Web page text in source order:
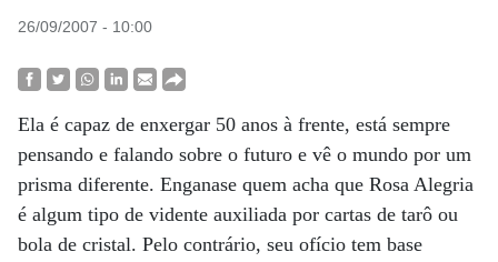
26/09/2007 - 10:00
Ela é capaz de enxergar 50 anos à frente, está sempre
pensando e falando sobre o futuro e vê o mundo por um
prisma diferente. Enganase quem acha que Rosa Alegria
é algum tipo de vidente auxiliada por cartas de tarô ou
bola de cristal. Pelo contrário, seu ofício tem base